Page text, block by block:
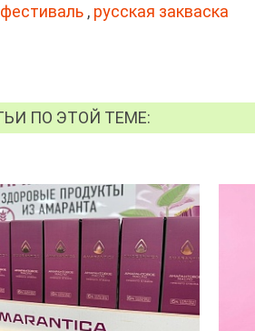
фестиваль , русская закваска
ПО ЭТОЙ ТЕМЕ: